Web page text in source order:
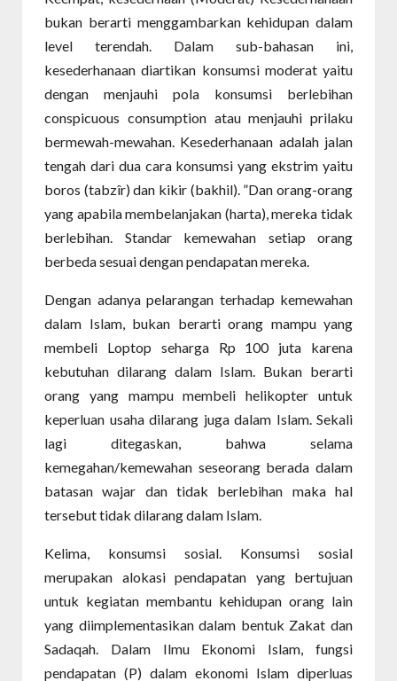
bukan berarti menggambarkan kehidupan dalam
level terendah. Dalam sub-bahasan ini,
kesederhanaan diartikan konsumsi moderat yaitu
dengan menjauhi pola konsumsi berlebihan
conspicuous consumption atau menjauhi prilaku
bermewah-mewahan. Kesederhanaan adalah jalan
tengah dari dua cara konsumsi yang ekstrim yaitu
boros (tabzîr) dan kikir (bakhil). ”Dan orang-orang
yang apabila membelanjakan (harta), mereka tidak
berlebihan. Standar kemewahan setiap orang
berbeda sesuai dengan pendapatan mereka.
Dengan adanya pelarangan terhadap kemewahan
dalam Islam, bukan berarti orang mampu yang
membeli Loptop seharga Rp 100 juta karena
kebutuhan dilarang dalam Islam. Bukan berarti
orang yang mampu membeli helikopter untuk
keperluan usaha dilarang juga dalam Islam. Sekali
lagi ditegaskan, bahwa selama
kemegahan/kemewahan seseorang berada dalam
batasan wajar dan tidak berlebihan maka hal
tersebut tidak dilarang dalam Islam.
Kelima, konsumsi sosial. Konsumsi sosial
merupakan alokasi pendapatan yang bertujuan
untuk kegiatan membantu kehidupan orang lain
yang diimplementasikan dalam bentuk Zakat dan
Sadaqah. Dalam Ilmu Ekonomi Islam, fungsi
pendapatan (P) dalam ekonomi Islam diperluas